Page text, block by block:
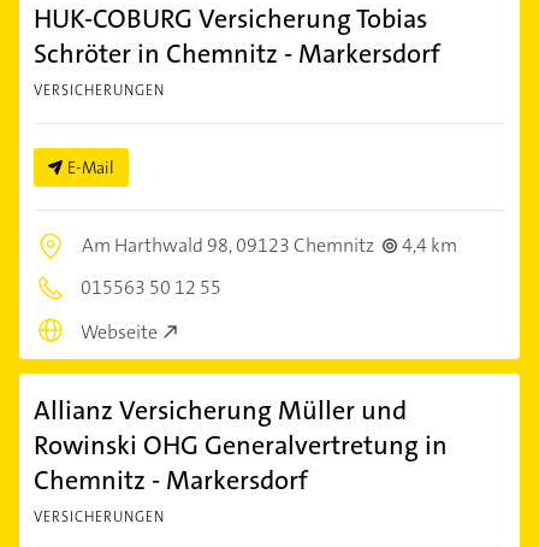
HUK-COBURG Versicherung Tobias
Schröter in Chemnitz - Markersdorf
VERSICHERUNGEN
E-Mail
Am Harthwald 98,09123 Chemnitz
4,4 km
015563 50 12 55
Webseite
Allianz Versicherung Müller und
Rowinski OHG Generalvertretung in
Chemnitz - Markersdorf
VERSICHERUNGEN